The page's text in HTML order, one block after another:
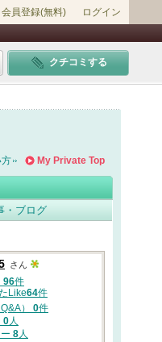
会員登録(無料) ログイン
クチコミする
My Private Top
方
・ブログ
さん
96件
Like64件
） 0件
0人
8人